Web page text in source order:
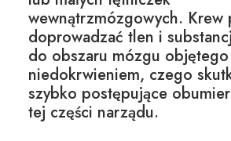
wewnątrzmózgowych. Krew
doprowadzać tlen i
do obszaru mózgu objętego
niedokrwieniem, czego
szybko postępujące
tej części narządu.